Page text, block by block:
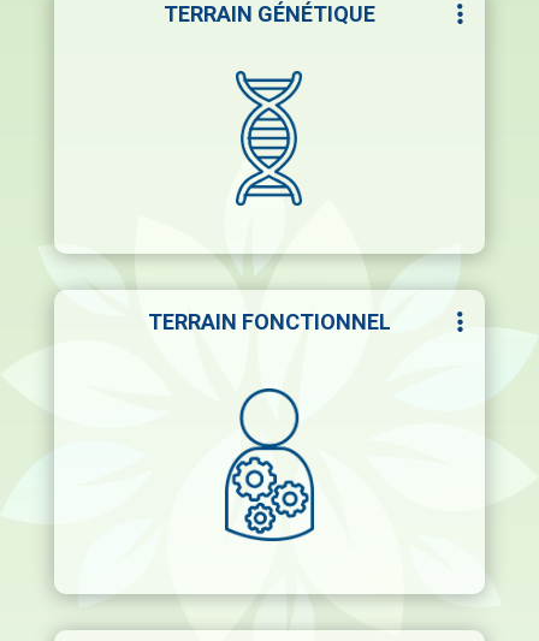
TERRAIN GÉNÉTIQUE
patrimoine génétique, qui peut, ou non,
s’exprimer au cours de votre vie en
fonction des conditions environnementales
et/ou personnelles dans lesquelles vous
TERRAIN FONCTIONNEL
façon dont les différentes fonctions
opèrent et interagissent entre elles, et qui
peuvent s’enrayer au cours de la vie, suite à
un enchaînement de causes trouvant
parfois leur origine dans d’autres facettes